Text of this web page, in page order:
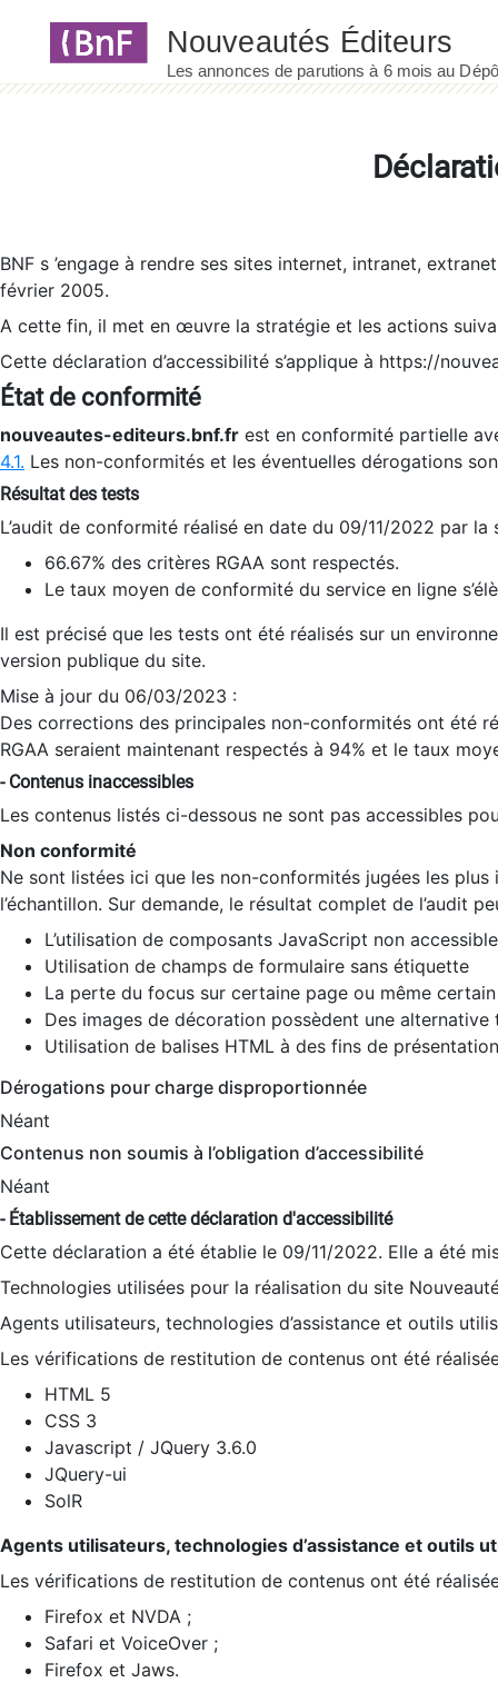
BNF s ’engage à rendre ses sites internet, intranet,
février 2005.
A cette fin, il met en œuvre la stratégie et les actions
Cette déclaration d’accessibilité s’applique à https://
État de conformité
nouveautes-editeurs.bnf.fr est en conformité partielle
4.1. Les non-conformités et les éventuelles dérogations
Résultat des tests
L’audit de conformité réalisé en date du 09/11/2022 par
66.67% des critères RGAA sont respectés.
Le taux moyen de conformité du service en ligne
Il est précisé que les tests ont été réalisés sur un
version publique du site.
Mise à jour du 06/03/2023 :
Des corrections des principales non-conformités ont été
RGAA seraient maintenant respectés à 94% et le taux
- Contenus inaccessibles
Les contenus listés ci-dessous ne sont pas accessibles
Non conformité
Ne sont listées ici que les non-conformités jugées les
l’échantillon. Sur demande, le résultat complet de l’audit
L’utilisation de composants JavaScript non
Utilisation de champs de formulaire sans étiquette
La perte du focus sur certaine page ou même
Des images de décoration possèdent une alternative
Utilisation de balises HTML à des fins de
Dérogations pour charge disproportionnée
Néant
Contenus non soumis à l’obligation d’accessibilité
Néant
- Établissement de cette déclaration d'accessibilité
Cette déclaration a été établie le 09/11/2022. Elle a été
Technologies utilisées pour la réalisation du site
Agents utilisateurs, technologies d’assistance et outils
Les vérifications de restitution de contenus ont été
HTML 5
CSS 3
Javascript / JQuery 3.6.0
JQuery-ui
SolR
Agents utilisateurs, technologies d’assistance et outils
Les vérifications de restitution de contenus ont été
Firefox et NVDA ;
Safari et VoiceOver ;
Firefox et Jaws.